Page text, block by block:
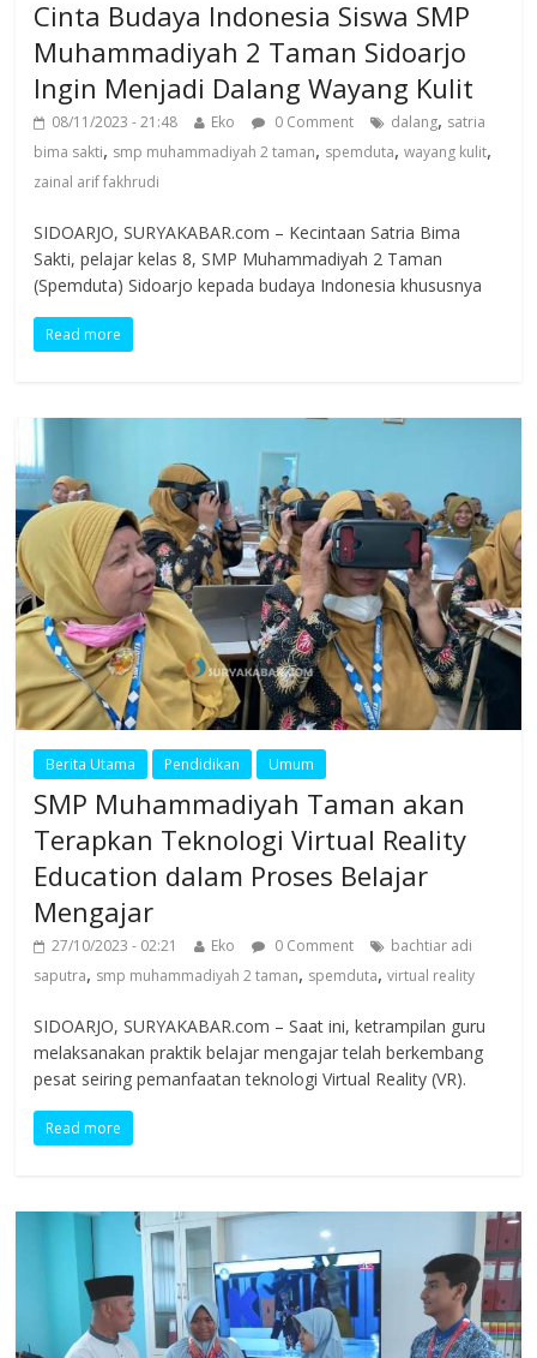
Cinta Budaya Indonesia Siswa SMP
Muhammadiyah 2 Taman Sidoarjo
Ingin Menjadi Dalang Wayang Kulit
08/11/2023 - 21:48 Eko 0 Comment dalang, satria
bima sakti, smp muhammadiyah 2 taman, spemduta,wayang kulit,
zainal arif fakhrudi
SIDOARJO, SURYAKABAR.com – Kecintaan Satria Bima
Sakti, pelajar kelas 8, SMP Muhammadiyah 2 Taman
(Spemduta) Sidoarjo kepada budaya Indonesia khususnya
Read more
Berita Utama Pendidikan Umum
SMP Muhammadiyah Taman akan
Terapkan Teknologi Virtual Reality
Education dalam Proses Belajar
Mengajar
27/10/2023 - 02:21 Eko 0 Comment
bachtiar adi
saputra, smp muhammadiyah 2 taman, spemduta,virtual reality
SIDOARJO, SURYAKABAR.com – Saat ini, ketrampilan guru
melaksanakan praktik belajar mengajar telah berkembang
pesat seiring pemanfaatan teknologi Virtual Reality (VR).
Read more